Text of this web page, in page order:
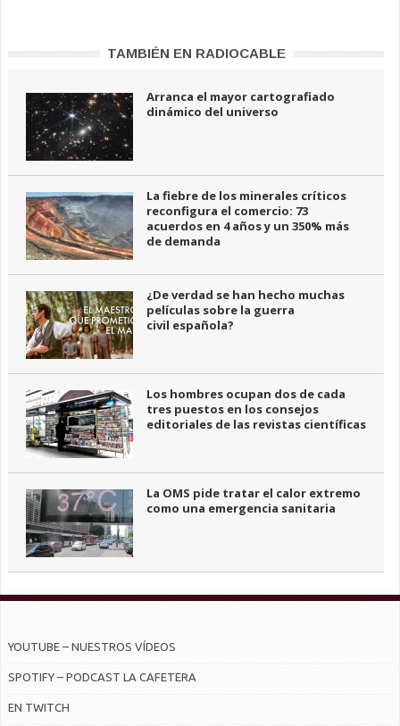
TAMBIÉN EN RADIOCABLE
Arranca el mayor cartografiado
dinámico del universo
La fiebre de los minerales críticos
reconfigura el comercio: 73
acuerdos en 4 años y un 350% más
de demanda
¿De verdad se han hecho muchas
películas sobre la guerra
civil española?
Los hombres ocupan dos de cada
tres puestos en los consejos
editoriales de las revistas científicas
La OMS pide tratar el calor extremo
como una emergencia sanitaria
YOUTUBE – NUESTROS VÍDEOS
SPOTIFY – PODCAST LA CAFETERA
EN TWITCH